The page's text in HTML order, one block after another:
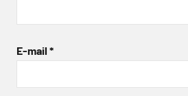
E-mail *